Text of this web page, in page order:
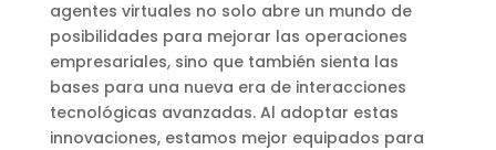
agentes virtuales no solo abre un mundo de
posibilidades para mejorar las operaciones
empresariales, sino que también sienta las
bases para una nueva era de interacciones
tecnológicas avanzadas. Al adoptar estas
innovaciones, estamos mejor equipados para